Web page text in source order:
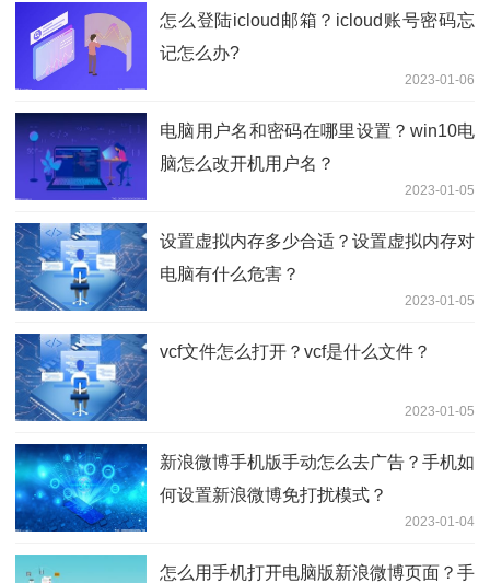
怎么登陆icloud邮箱？icloud账号密码忘
记怎么办?
2023-01-06
电脑用户名和密码在哪里设置？win10电
脑怎么改开机用户名？
2023-01-05
设置虚拟内存多少合适？设置虚拟内存对
电脑有什么危害？
2023-01-05
vcf文件怎么打开？vcf是什么文件？
2023-01-05
新浪微博手机版手动怎么去广告？手机如
何设置新浪微博免打扰模式？
2023-01-04
怎么用手机打开电脑版新浪微博页面？手